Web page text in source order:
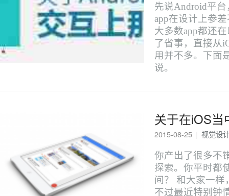
先说Android平台
app在设计上参
大多数app都还
了省事，直接从
用并不多。下面
说。
关于在iOS当
2015-08-25
视觉设
你产出了很多不
探索。你平时都
间？ 和大家一样
不过最近特别钟